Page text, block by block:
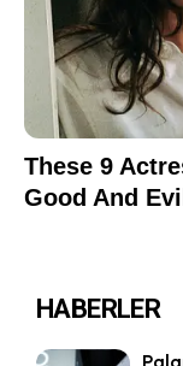
HABERLER